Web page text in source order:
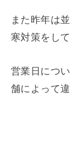
また昨年は
寒対策をし
営業日につ
舗によって